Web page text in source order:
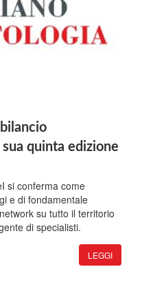
quinta edizione
si conferma come
e di fondamentale
su tutto il territorio
di specialisti.
LEGGI